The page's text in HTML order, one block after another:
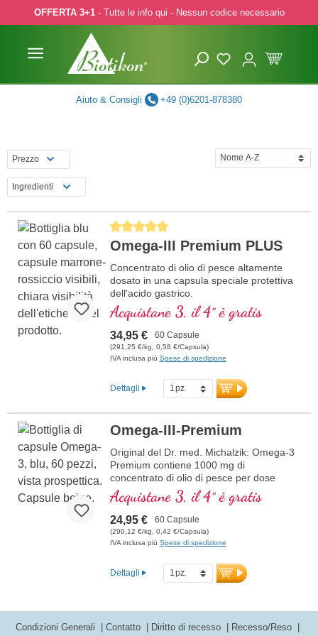
to main content
Skip to search
Skip to main navigation
OFFERTA 3+1- Tutte le info qui - Nessun codice necessario
Aiuto & Consigli +49 (0)6201-878380
Prezzo
Ingredienti
Average rating of 5 out of 5 stars
Omega-III Premium PLUS
Concentrato di olio di pesce altamente
dosato in una capsula speciale protettiva
dell'acido gastrico.
Acquistane 3, il 4° è gratis
34,95 € 60 Capsule
(291,25 €/kg, 0,58 €/Capsula)
IVA inclusa più Spese di spedizione
Dettagli
Omega-III-Premium
Original del Dr. med. Michalzik: Omega-3
Premium contiene 1000 mg di
concentrato di olio di pesce per dose
giornaliera (1 capsula), di cui 360 mg di
EPA e 240 mg di DHA. Questo integratore
alimentare di alta qualità è ricco di acidi
grassi omega-3, privo di additivi e
prodotto in Germania. La sigillatura è
ulteriori informazioni su Omega-3
Premium
Acquistane 3, il 4° è gratis
24,95 € 60 Capsule
(290,12 €/kg, 0,42 €/Capsula)
IVA inclusa più Spese di spedizione
Dettagli
Condizioni Generali Contatto Diritto di recesso Recesso/Reso